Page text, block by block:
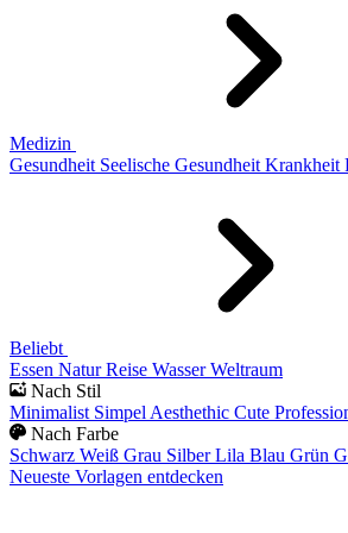
Medizin
Gesundheit Seelische Gesundheit Krankheit
Beliebt
Essen Natur Reise Wasser Weltraum
Nach Stil
Minimalist Simpel Aesthethic Cute
Nach Farbe
Schwarz Weiß Grau Silber Lila Blau Grün
Neueste Vorlagen entdecken